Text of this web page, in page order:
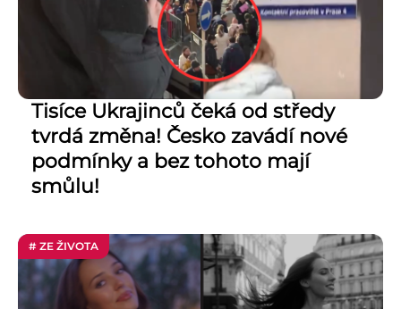
Tisíce Ukrajinců čeká od středy
tvrdá změna! Česko zavádí nové
podmínky a bez tohoto mají
smůlu!
# ZE ŽIVOTA